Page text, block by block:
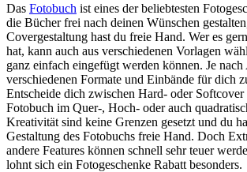
Das Fotobuch ist eines der beliebtesten
die Bücher frei nach deinen Wünschen
Covergestaltung hast du freie Hand. Wer es
hat, kann auch aus verschiedenen Vorlagen
ganz einfach eingefügt werden können. Je nach
verschiedenen Formate und Einbände für dich
Entscheide dich zwischen Hard- oder Softcover
Fotobuch im Quer-, Hoch- oder auch
Kreativität sind keine Grenzen gesetzt und du
Gestaltung des Fotobuchs freie Hand. Doch
andere Features können schnell sehr teuer
lohnt sich ein Fotogeschenke Rabatt besonders.